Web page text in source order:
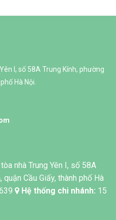
I, số 58A Trung Kính, phường
Hà Nội.
nhà Trung Yên I, số 58A
Cầu Giấy, thành phố Hà
Hệ thống chi nhánh: 15